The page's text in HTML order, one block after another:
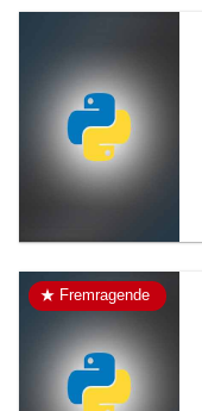
Fremragende